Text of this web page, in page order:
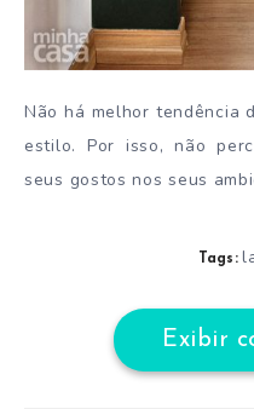
Não há melhor tendência
estilo. Por isso, não
seus gostos nos seus
Tags:
Exibir